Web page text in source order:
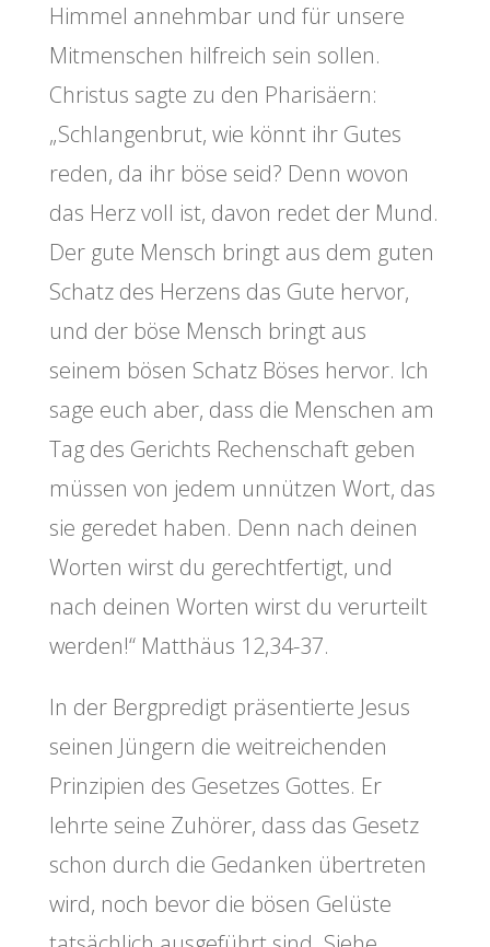
Himmel annehmbar und für unsere
Mitmenschen hilfreich sein sollen.
Christus sagte zu den Pharisäern:
„Schlangenbrut, wie könnt ihr Gutes
reden, da ihr böse seid? Denn wovon
das Herz voll ist, davon redet der Mund.
Der gute Mensch bringt aus dem guten
Schatz des Herzens das Gute hervor,
und der böse Mensch bringt aus
seinem bösen Schatz Böses hervor. Ich
sage euch aber, dass die Menschen am
Tag des Gerichts Rechenschaft geben
müssen von jedem unnützen Wort, das
sie geredet haben. Denn nach deinen
Worten wirst du gerechtfertigt, und
nach deinen Worten wirst du verurteilt
werden!“ Matthäus 12,34-37.
In der Bergpredigt präsentierte Jesus
seinen Jüngern die weitreichenden
Prinzipien des Gesetzes Gottes. Er
lehrte seine Zuhörer, dass das Gesetz
schon durch die Gedanken übertreten
wird, noch bevor die bösen Gelüste